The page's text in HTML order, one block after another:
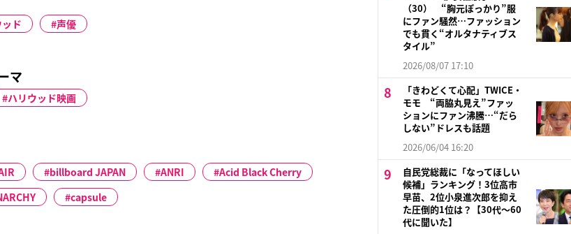
ド 声優
マ
ハリウッド映画
billboard JAPAN ANRI
Acid Black Cherry
capsule
（30） “胸元ぽっかり”服
にファン騒然…ファッション
でも貫く“オルタナティブス
タイル”
2026/08/07 17:10
「きわどくて心配」TWICE・
モモ “両脇丸見え”ファッ
ションにファン沸騰…“だら
しない”ドレスも話題
2026/06/04 16:20
自民党総裁に「なってほしい
候補」ランキング！3位高市
早苗、2位小泉進次郎を抑え
た圧倒的1位は？【30代〜60
代に聞いた】